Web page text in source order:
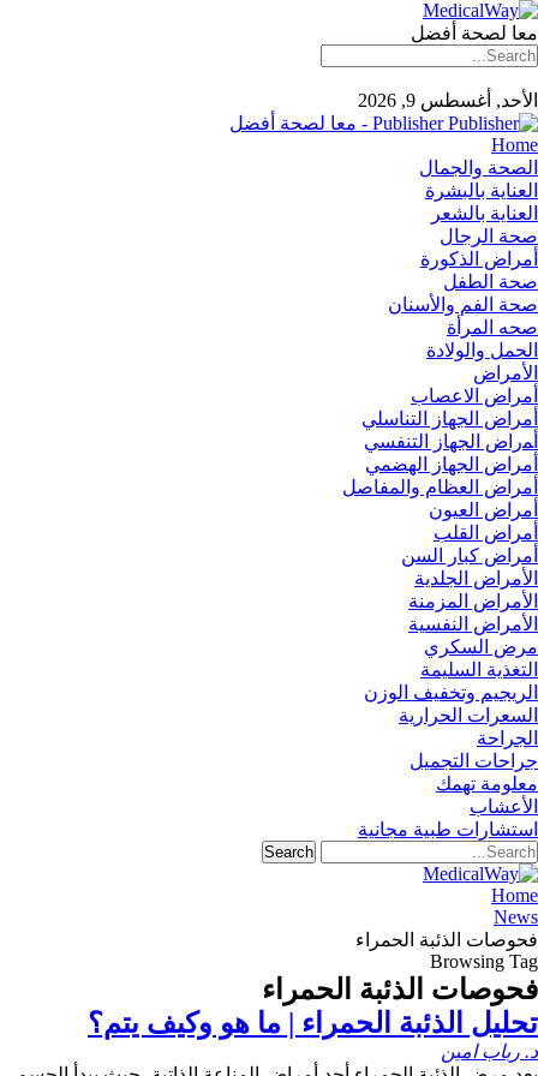
معا لصحة أفضل
الأحد, أغسطس 9, 2026
Publisher - معا لصحة أفضل
Home
الصحة والجمال
العناية بالبشرة
العناية بالشعر
صحة الرجال
أمراض الذكورة
صحة الطفل
صحة الفم والأسنان
صحه المرأة
الحمل والولادة
الأمراض
أمراض الاعصاب
أمراض الجهاز التناسلي
أﻤراض اﻟﺠﻬﺎز اﻟﺘﻨﻔﺴﻲ
أمراض الجهاز الهضمي
أمراض العظام والمفاصل
أمراض العيون
أمراض القلب
أمراض كبار السن
الأمراض الجلدية
الأمراض المزمنة
الأمراض النفسية
مرض السكري
التغذية السليمة
الريجيم وتخفيف الوزن
السعرات الحرارية
الجراحة
جراحات التجميل
معلومة تهمك
الأعشاب
استشارات طبية مجانية
Home
News
فحوصات الذئبة الحمراء
Browsing Tag
فحوصات الذئبة الحمراء
تحليل الذئبة الحمراء | ما هو وكيف يتم؟
د. رباب امين